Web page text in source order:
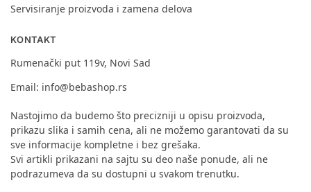
Servisiranje proizvoda i zamena delova
KONTAKT
Rumenački put 119v, Novi Sad
Email: info@bebashop.rs
Nastojimo da budemo što precizniji u opisu proizvoda,
prikazu slika i samih cena, ali ne možemo garantovati da su
sve informacije kompletne i bez grešaka.
Svi artikli prikazani na sajtu su deo naše ponude, ali ne
podrazumeva da su dostupni u svakom trenutku.